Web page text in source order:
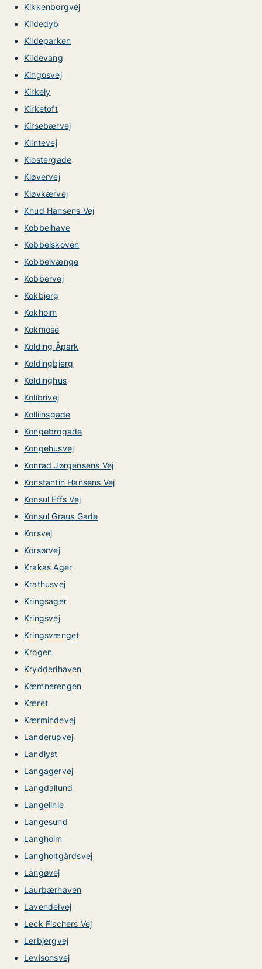
Kikkenborgvej
Kildedyb
Kildeparken
Kildevang
Kingosvej
Kirkely
Kirketoft
Kirsebærvej
Klintevej
Klostergade
Kløvervej
Kløvkærvej
Knud Hansens Vej
Kobbelhave
Kobbelskoven
Kobbelvænge
Kobbervej
Kokbjerg
Kokholm
Kokmose
Kolding Åpark
Koldingbjerg
Koldinghus
Kolibrivej
Kolliinsgade
Kongebrogade
Kongehusvej
Konrad Jørgensens Vej
Konstantin Hansens Vej
Konsul Effs Vej
Konsul Graus Gade
Korsvej
Korsørvej
Krakas Ager
Krathusvej
Kringsager
Kringsvej
Kringsvænget
Krogen
Krydderihaven
Kæmnerengen
Kæret
Kærmindevej
Landerupvej
Landlyst
Langagervej
Langdallund
Langelinie
Langesund
Langholm
Langholtgårdsvej
Langøvej
Laurbærhaven
Lavendelvej
Leck Fischers Vej
Lerbjergvej
Levisonsvej